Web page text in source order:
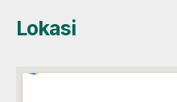
Lokasi